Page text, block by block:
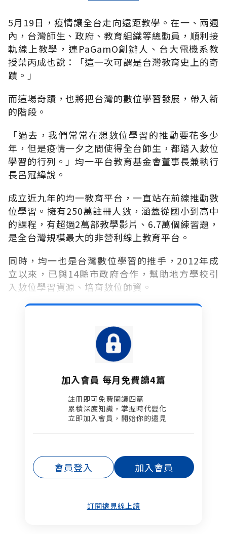
5月19日，疫情讓全台走向遠距教學。在一、兩週
內，台灣師生、政府、教育組織等總動員，順利接
軌線上教學，連PaGamO創辦人、台大電機系教
授葉丙成也說：「這一次可謂是台灣教育史上的奇
蹟。」
而這場奇蹟，也將把台灣的數位學習發展，帶入新
的階段。
「過去，我們常常在想數位學習的推動要花多少
年，但是疫情一夕之間使得全台師生，都踏入數位
學習的行列。」均一平台教育基金會董事長兼執行
長呂冠緯說。
成立近九年的均一教育平台，一直站在前線推動數
位學習。擁有250萬註冊人數，涵蓋從國小到高中
的課程，有超過2萬部教學影片、6.7萬個練習題，
是全台灣規模最大的非營利線上教育平台。
同時，均一也是台灣數位學習的推手，2012年成
立以來，已與14縣市政府合作，幫助地方學校引
入數位學習資源、培育數位師資。
加入會員 每月免費讀4篇
註冊即可免費閱讀四篇​
累積深度知識，掌握時代變化​
立即加入會員，開始你的遠見
會員登入 加入會員
訂閱遠見線上讀